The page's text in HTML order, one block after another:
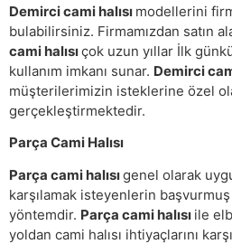
Demirci cami halısı modellerini
bulabilirsiniz. Firmamızdan satın
cami halısıçok uzun yıllar İlk
kullanım imkanı sunar. Demirci
müşterilerimizin isteklerine özel
gerçekleştirmektedir.
Parça Cami Halısı
Parça cami halısıgenel olarak
karşılamak isteyenlerin
yöntemdir. Parça cami halısı ile
yoldan cami halısı ihtiyaçlarını